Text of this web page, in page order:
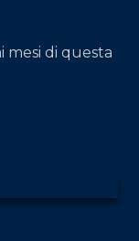
mesi di questa